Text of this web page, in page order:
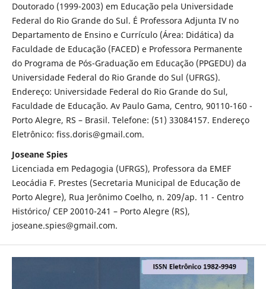
Doutorado (1999-2003) em Educação pela Universidade
Federal do Rio Grande do Sul. É Professora Adjunta IV no
Departamento de Ensino e Currículo (Área: Didática) da
Faculdade de Educação (FACED) e Professora Permanente
do Programa de Pós-Graduação em Educação (PPGEDU) da
Universidade Federal do Rio Grande do Sul (UFRGS).
Endereço: Universidade Federal do Rio Grande do Sul,
Faculdade de Educação. Av Paulo Gama, Centro, 90110-160 -
Porto Alegre, RS – Brasil. Telefone: (51) 33084157. Endereço
Eletrônico: fiss.doris@gmail.com.
Joseane Spies
Licenciada em Pedagogia (UFRGS), Professora da EMEF
Leocádia F. Prestes (Secretaria Municipal de Educação de
Porto Alegre), Rua Jerônimo Coelho, n. 209/ap. 11 - Centro
Histórico/ CEP 20010-241 – Porto Alegre (RS),
joseane.spies@gmail.com.